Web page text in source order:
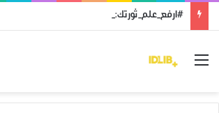
#ارفع_علم_ثورتك: رمز النضال ووحدة الهدف
القائمة